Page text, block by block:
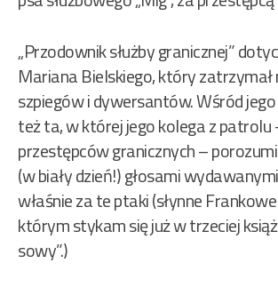
„Przodownik służby granicznej”
Mariana Bielskiego, który
szpiegów i dywersantów. Wśród
też ta, w której jego kolega z patrolu
przestępców granicznych –
(w biały dzień!) głosami
właśnie za te ptaki (słynne
którym stykam się już w trzeciej
sowy”.)